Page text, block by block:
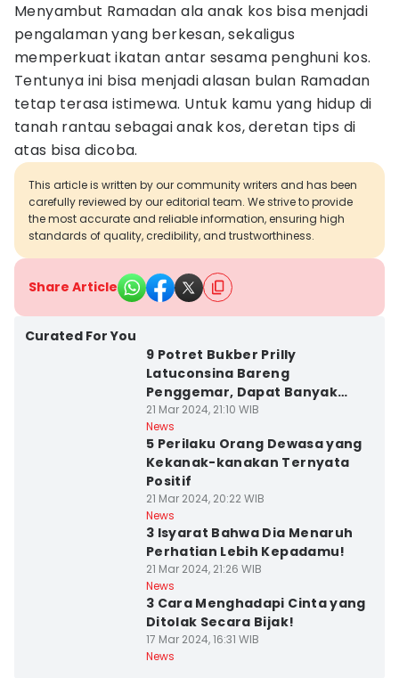
Menyambut Ramadan ala anak kos bisa menjadi
pengalaman yang berkesan, sekaligus
memperkuat ikatan antar sesama penghuni kos.
Tentunya ini bisa menjadi alasan bulan Ramadan
tetap terasa istimewa. Untuk kamu yang hidup di
tanah rantau sebagai anak kos, deretan tips di
atas bisa dicoba.
This article is written by our community writers and has been
carefully reviewed by our editorial team. We strive to provide
the most accurate and reliable information, ensuring high
standards of quality, credibility, and trustworthiness.
Share Article
Curated For You
9 Potret Bukber Prilly
Latuconsina Bareng
Penggemar, Dapat Banyak
Kado
21 Mar 2024, 21:10 WIB
News
5 Perilaku Orang Dewasa yang
Kekanak-kanakan Ternyata
Positif
21 Mar 2024, 20:22 WIB
News
3 Isyarat Bahwa Dia Menaruh
Perhatian Lebih Kepadamu!
21 Mar 2024, 21:26 WIB
News
3 Cara Menghadapi Cinta yang
Ditolak Secara Bijak!
17 Mar 2024, 16:31 WIB
News